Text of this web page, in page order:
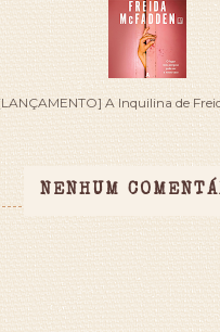
A Inquilina de
NENHUM